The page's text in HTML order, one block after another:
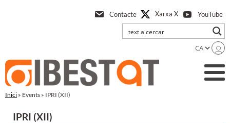
a
l'contingut
Contacte Xarxa X YouTube
Inici » Events » IPRI (XII)
IPRI (XII)